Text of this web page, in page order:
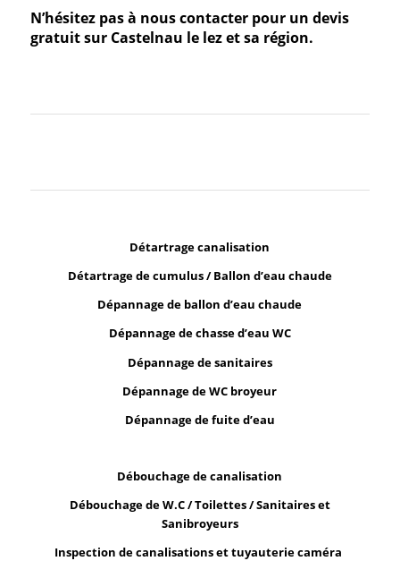
N’hésitez pas à nous contacter pour un devis
gratuitsur Castelnau le lez et sa région.
Détartrage canalisation
Détartrage de cumulus / Ballon d’eau chaude
Dépannage de ballon d’eau chaude
Dépannage de chasse d’eau WC
Dépannage de sanitaires
Dépannage de WC broyeur
Dépannage de fuite d’eau
Débouchage de canalisation
Débouchage de W.C / Toilettes / Sanitaires et
Sanibroyeurs
Inspection de canalisations et tuyauterie caméra